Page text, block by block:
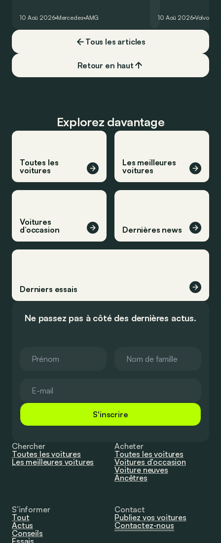
10 Aoû 2026 Mercedes AMG
! Aux Etats-Unis,
permet d’ailleurs
mesure de son
commercialisé sur
10 Aoû 2026 Volvo
Tous les articles
Retour en haut
Explorez davantage
Toutes les
voitures
Les meilleures
voitures
Voitures
d’occasion
Dernières news
Derniers essais
Ne passez pas à côté des dernières actus.
S'inscrire
Chercher
Toutes les voitures
Les meilleures voitures
Acheter
Toutes les voitures
Voitures d’occasion
Voiture neuves
Ancêtres
S’informer
Tout
Actus
Conseils
Contact
Publiez vos voitures
Contactez-nous